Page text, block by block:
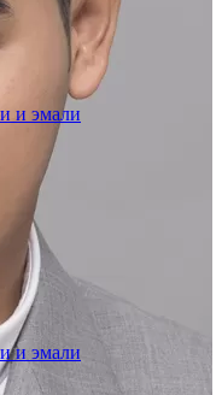
и эмали
и эмали